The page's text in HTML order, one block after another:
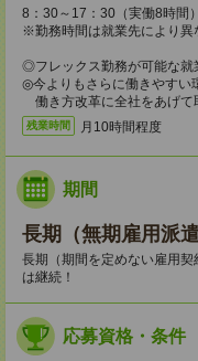
8：30～17：30（実働8時間）
※勤務時間は就業先により異
◎フレックス勤務が可能な就
◎今よりもさらに働きやすい
働き方改革に全社をあげて
残業時間 月10時間程度
期間
長期（無期雇用派遣
長期（期間を定めない雇用
は継続！
応募資格・条件